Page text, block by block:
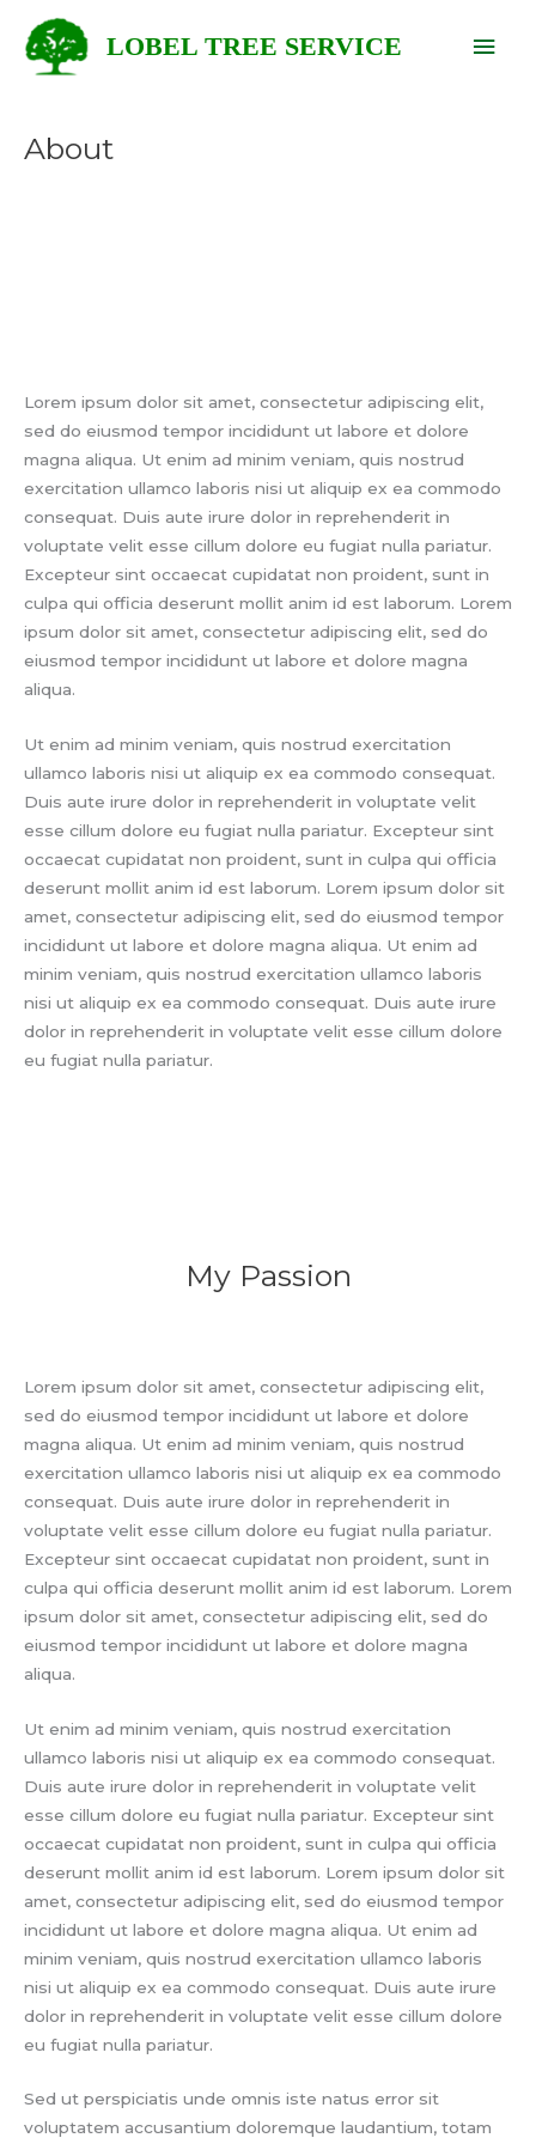
content
LOBEL TREE SERVICE
About
Lorem ipsum dolor sit amet, consectetur adipiscing elit,
sed do eiusmod tempor incididunt ut labore et dolore
magna aliqua. Ut enim ad minim veniam, quis nostrud
exercitation ullamco laboris nisi ut aliquip ex ea commodo
consequat. Duis aute irure dolor in reprehenderit in
voluptate velit esse cillum dolore eu fugiat nulla pariatur.
Excepteur sint occaecat cupidatat non proident, sunt in
culpa qui officia deserunt mollit anim id est laborum. Lorem
ipsum dolor sit amet, consectetur adipiscing elit, sed do
eiusmod tempor incididunt ut labore et dolore magna
aliqua.
Ut enim ad minim veniam, quis nostrud exercitation
ullamco laboris nisi ut aliquip ex ea commodo consequat.
Duis aute irure dolor in reprehenderit in voluptate velit
esse cillum dolore eu fugiat nulla pariatur. Excepteur sint
occaecat cupidatat non proident, sunt in culpa qui officia
deserunt mollit anim id est laborum. Lorem ipsum dolor sit
amet, consectetur adipiscing elit, sed do eiusmod tempor
incididunt ut labore et dolore magna aliqua. Ut enim ad
minim veniam, quis nostrud exercitation ullamco laboris
nisi ut aliquip ex ea commodo consequat. Duis aute irure
dolor in reprehenderit in voluptate velit esse cillum dolore
eu fugiat nulla pariatur.
My Passion
Lorem ipsum dolor sit amet, consectetur adipiscing elit,
sed do eiusmod tempor incididunt ut labore et dolore
magna aliqua. Ut enim ad minim veniam, quis nostrud
exercitation ullamco laboris nisi ut aliquip ex ea commodo
consequat. Duis aute irure dolor in reprehenderit in
voluptate velit esse cillum dolore eu fugiat nulla pariatur.
Excepteur sint occaecat cupidatat non proident, sunt in
culpa qui officia deserunt mollit anim id est laborum. Lorem
ipsum dolor sit amet, consectetur adipiscing elit, sed do
eiusmod tempor incididunt ut labore et dolore magna
aliqua.
Ut enim ad minim veniam, quis nostrud exercitation
ullamco laboris nisi ut aliquip ex ea commodo consequat.
Duis aute irure dolor in reprehenderit in voluptate velit
esse cillum dolore eu fugiat nulla pariatur. Excepteur sint
occaecat cupidatat non proident, sunt in culpa qui officia
deserunt mollit anim id est laborum. Lorem ipsum dolor sit
amet, consectetur adipiscing elit, sed do eiusmod tempor
incididunt ut labore et dolore magna aliqua. Ut enim ad
minim veniam, quis nostrud exercitation ullamco laboris
nisi ut aliquip ex ea commodo consequat. Duis aute irure
dolor in reprehenderit in voluptate velit esse cillum dolore
eu fugiat nulla pariatur.
Sed ut perspiciatis unde omnis iste natus error sit
voluptatem accusantium doloremque laudantium, totam